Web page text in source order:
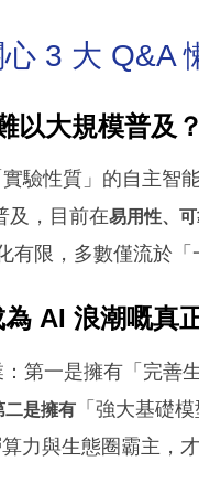
3 大 Q&A
以大規模普及？
驗性質」的自主智
及，目前在易用性、
限，多數僅流於「
AI 浪潮嘅真
第一是擁有「完善生
二是擁有 「強大基礎
力與生態圈霸主，才